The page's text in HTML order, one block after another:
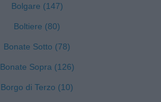
Bolgare (147)
Boltiere (80)
Bonate Sotto (78)
Bonate Sopra (126)
Borgo di Terzo (10)